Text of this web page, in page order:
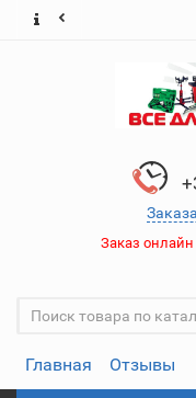
Заказ
Главная Отзывы